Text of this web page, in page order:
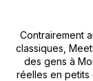
Contrairement
classiques,
des gens à
réelles en petits